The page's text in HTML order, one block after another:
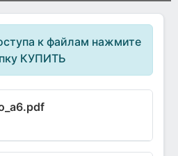
к файлам нажмите
КУПИТЬ